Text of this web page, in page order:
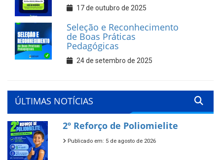
17 de outubro de 2025
Seleção e Reconhecimento
de Boas Práticas
Pedagógicas
24 de setembro de 2025
ÚLTIMAS NOTÍCIAS
2º Reforço de Poliomielite
Publicado em: 5 de agosto de 2026